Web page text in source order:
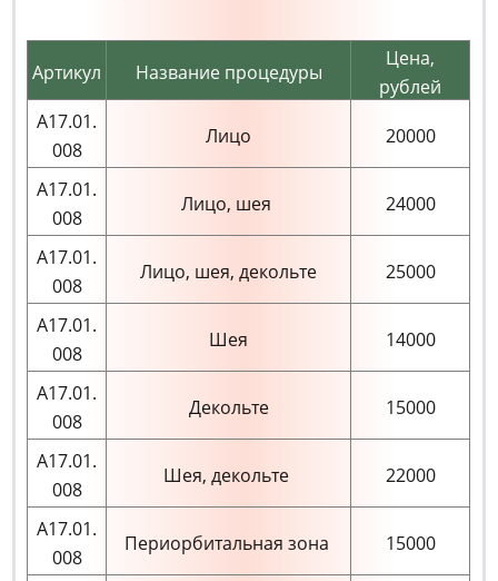
Артикул Название процедуры
Цена,
рублей
А17.01.
008
Лицо 20000
А17.01.
008
Лицо, шея 24000
А17.01.
008
Лицо, шея, декольте 25000
А17.01.
008
Шея 14000
А17.01.
008
Декольте 15000
А17.01.
008
Шея, декольте 22000
А17.01.
008
Периорбитальная зона 15000